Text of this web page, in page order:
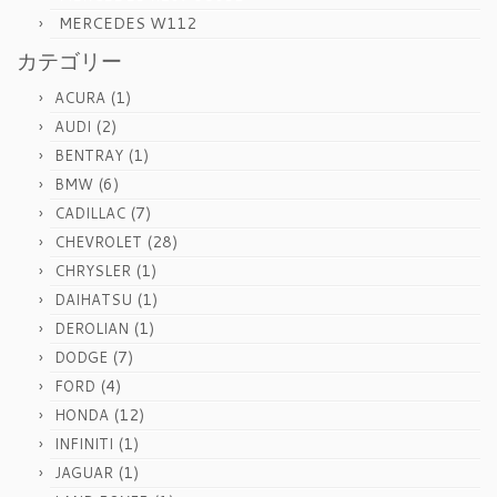
MERCEDES W112
カテゴリー
ACURA (1)
AUDI (2)
BENTRAY (1)
BMW (6)
CADILLAC (7)
CHEVROLET (28)
CHRYSLER (1)
DAIHATSU (1)
DEROLIAN (1)
DODGE (7)
FORD (4)
HONDA (12)
INFINITI (1)
JAGUAR (1)